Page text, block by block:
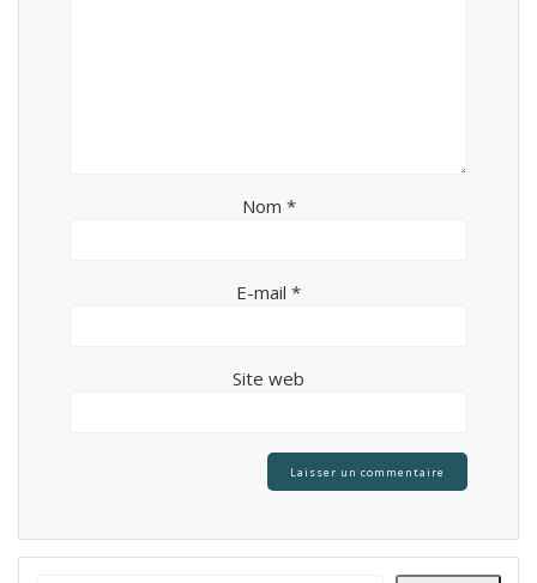
Nom *
E-mail *
Site web